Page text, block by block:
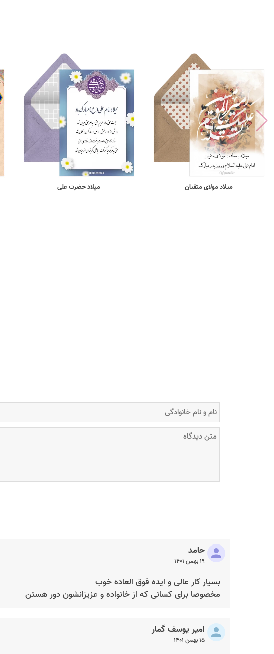
میلاد مولای متقیان میلاد حضرت علی
حامد
۱۹ بهمن ۱۴۰۱
بسیار کار عالی و ایده فوق العاده خوب
مخصوصا برای کسانی که از خانواده و عزیزانشون دور هستن
امیر یوسف گمار
۱۵ بهمن ۱۴۰۱